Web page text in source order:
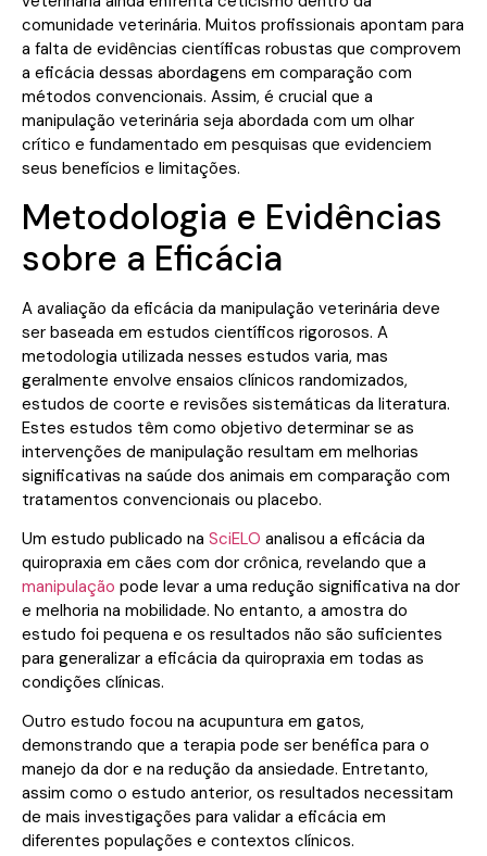
comunidade veterinária. Muitos profissionais apontam para
a falta de evidências científicas robustas que comprovem
a eficácia dessas abordagens em comparação com
métodos convencionais. Assim, é crucial que a
manipulação veterinária seja abordada com um olhar
crítico e fundamentado em pesquisas que evidenciem
seus benefícios e limitações.
Metodologia e Evidências
sobre a Eficácia
A avaliação da eficácia da manipulação veterinária deve
ser baseada em estudos científicos rigorosos. A
metodologia utilizada nesses estudos varia, mas
geralmente envolve ensaios clínicos randomizados,
estudos de coorte e revisões sistemáticas da literatura.
Estes estudos têm como objetivo determinar se as
intervenções de manipulação resultam em melhorias
significativas na saúde dos animais em comparação com
tratamentos convencionais ou placebo.
Um estudo publicado na SciELO analisou a eficácia da
quiropraxia em cães com dor crônica, revelando que a
manipulação pode levar a uma redução significativa na dor
e melhoria na mobilidade. No entanto, a amostra do
estudo foi pequena e os resultados não são suficientes
para generalizar a eficácia da quiropraxia em todas as
condições clínicas.
Outro estudo focou na acupuntura em gatos,
demonstrando que a terapia pode ser benéfica para o
manejo da dor e na redução da ansiedade. Entretanto,
assim como o estudo anterior, os resultados necessitam
de mais investigações para validar a eficácia em
diferentes populações e contextos clínicos.